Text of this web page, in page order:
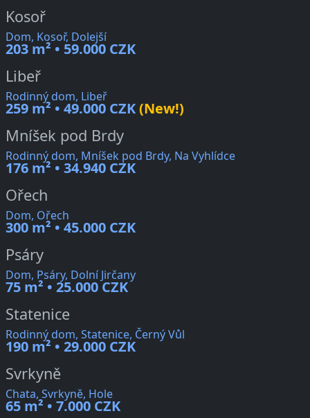
Kosoř
Dom, Kosoř, Dolejší
203 m² • 59.000 CZK
Libeř
Rodinný dom, Libeř
259 m² • 49.000 CZK(New!)
Mníšek pod Brdy
Rodinný dom, Mníšek pod Brdy, Na Vyhlídce
176 m² • 34.940 CZK
Ořech
Dom, Ořech
300 m² • 45.000 CZK
Psáry
Dom, Psáry, Dolní Jirčany
75 m² • 25.000 CZK
Statenice
Rodinný dom, Statenice, Černý Vůl
190 m² • 29.000 CZK
Svrkyně
Chata, Svrkyně, Hole
65 m² • 7.000 CZK